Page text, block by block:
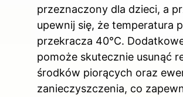
przeznaczony dla dzieci, a
upewnij się, że temperatura
przekracza 40°C.
pomoże skutecznie usunąć
środków piorących oraz
zanieczyszczenia, co